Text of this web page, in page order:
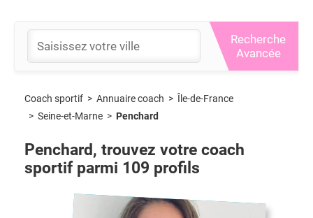
Recherche
Avancée
Coach sportif > Annuaire coach > Île-de-France
> Seine-et-Marne > Penchard
Penchard, trouvez votre coach
sportif parmi 109 profils